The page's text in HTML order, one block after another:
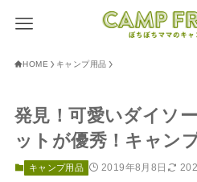
HOME キャンプ用品
発見！可愛いダイソ
ットが優秀！キャン
キャンプ用品 2019年8月8日